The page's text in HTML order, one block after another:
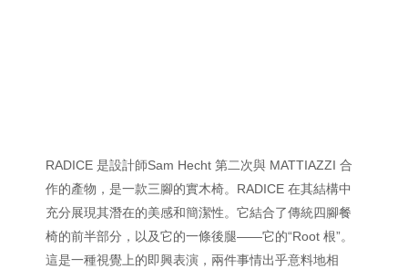
RADICE 是設計師Sam Hecht 第二次與 MATTIAZZI 合
作的產物，是一款三腳的實木椅。RADICE 在其結構中
充分展現其潛在的美感和簡潔性。它結合了傳統四腳餐
椅的前半部分，以及它的一條後腿——它的“Root 根”。
這是一種視覺上的即興表演，兩件事情出乎意料地相